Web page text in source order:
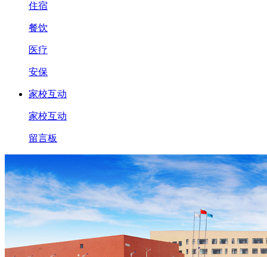
住宿
餐饮
医疗
安保
家校互动
家校互动
留言板